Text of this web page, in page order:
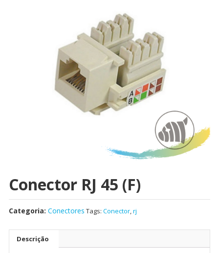
Conector RJ 45 (F)
Categoria: Conectores Tags: Conector,rj
Descrição